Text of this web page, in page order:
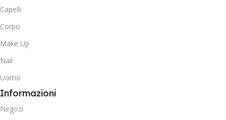
Capelli
Corpo
Make Up
Nail
Uomo
Informazioni
Negozi